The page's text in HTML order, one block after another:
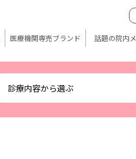
診療内容から選ぶ
医療機関専売ブランド 話題の院内